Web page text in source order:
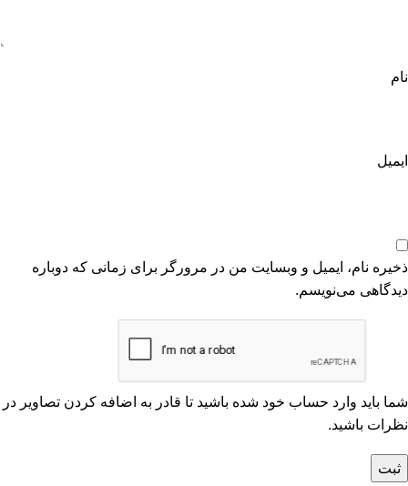
نام
ایمیل
ذخیره نام، ایمیل و وبسایت من در مرورگر برای زمانی که دوباره
دیدگاهی می‌نویسم.
شما باید وارد حساب خود شده باشید تا قادر به اضافه کردن تصاویر در
نظرات باشید.